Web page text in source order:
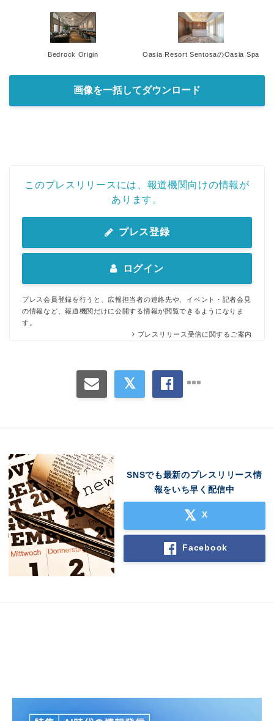
Bedrock Origin Oasia Resort SentosaのOasia Spa
画像を一括してダウンロード
このプレスリリースには、報道機関向けの情報が
あります。
プレス登録
ログイン
プレス会員登録を行うと、広報担当者の連絡先や、イベント・記者会見
の情報など、報道機関だけに公開する情報が閲覧できるようになりま
す。
プレスリリース受信に関するご案内
SNSでも最新のプレスリリース情
報をいち早く配信中
X
Facebook
Japanese